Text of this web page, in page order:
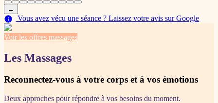
→
Vous avez vécu une séance ? Laissez votre avis sur Google
Voir les offres massages
Les Massages
Reconnectez-vous à votre corps et à vos émotions
Deux approches pour répondre à vos besoins du moment.